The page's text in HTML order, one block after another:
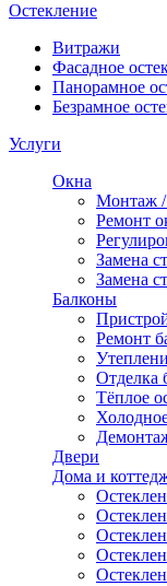
Остекление
Витражи
Фасадное
Панорамное
Безрамное
Услуги
Окна
Монтаж /
Ремонт
Замена
Замена
Балконы
Ремонт
Отделка
Тёплое
Двери
Дома и